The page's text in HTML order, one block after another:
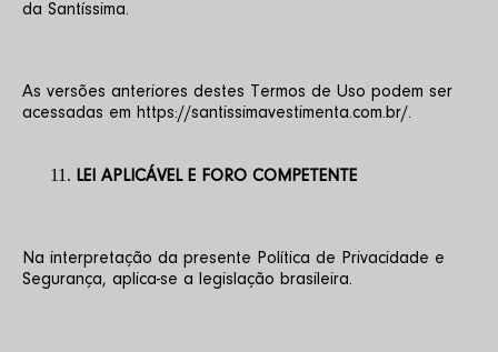
da Santíssima.
As versões anteriores destes Termos de Uso podem ser
acessadas em https://santissimavestimenta.com.br/.
LEI APLICÁVEL E FORO COMPETENTE
Na interpretação da presente Política de Privacidade e
Segurança, aplica-se a legislação brasileira.